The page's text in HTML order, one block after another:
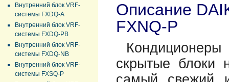
Внутренний блок VRF-
системы FXDQ-A
Внутренний блок VRF-
системы FXDQ-PB
Внутренний блок VRF-
системы FXDQ-NB
Внутренний блок VRF-
системы FXSQ-P
Описание
FXNQ-P
скрытые блоки